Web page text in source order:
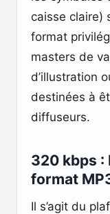
caisse claire)
format
masters de
d’illustration
destinées à
diffuseurs.
320 kbps :
format
Il s’agit du